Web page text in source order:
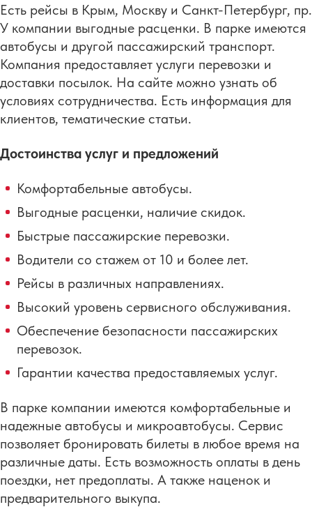
Есть рейсы в Крым, Москву и Санкт-Петербург, пр.
У компании выгодные расценки. В парке имеются
автобусы и другой пассажирский транспорт.
Компания предоставляет услуги перевозки и
доставки посылок. На сайте можно узнать об
условиях сотрудничества. Есть информация для
клиентов, тематические статьи.
Достоинства услуг и предложений
Комфортабельные автобусы.
Выгодные расценки, наличие скидок.
Быстрые пассажирские перевозки.
Водители со стажем от 10 и более лет.
Рейсы в различных направлениях.
Высокий уровень сервисного обслуживания.
Обеспечение безопасности пассажирских
перевозок.
Гарантии качества предоставляемых услуг.
В парке компании имеются комфортабельные и
надежные автобусы и микроавтобусы. Сервис
позволяет бронировать билеты в любое время на
различные даты. Есть возможность оплаты в день
поездки, нет предоплаты. А также наценок и
предварительного выкупа.